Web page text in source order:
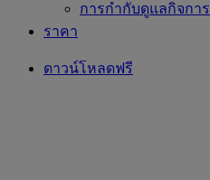
การกำกับดูแลกิจการ
ราคา
ดาวน์โหลดฟรี